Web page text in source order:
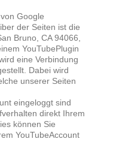
Google
der Seiten ist die
Bruno, CA 94066,
YouTubePlugin
eine Verbindung
Dabei wird
unserer Seiten
eingeloggt sind
direkt Ihrem
können Sie
YouTubeAccount